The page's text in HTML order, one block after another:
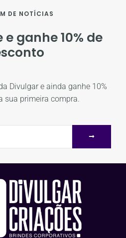
DE NOTÍCIAS
ganhe 10% de
Divulgar e ainda ganhe 10%
sua primeira compra.